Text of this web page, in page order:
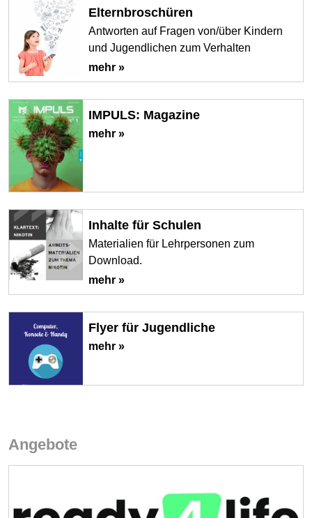
Elternbroschüren
Antworten auf Fragen von/über Kindern
und Jugendlichen zum Verhalten
mehr »
IMPULS: Magazine
mehr »
Inhalte für Schulen
Materialien für Lehrpersonen zum
Download.
mehr »
Flyer für Jugendliche
mehr »
Angebote